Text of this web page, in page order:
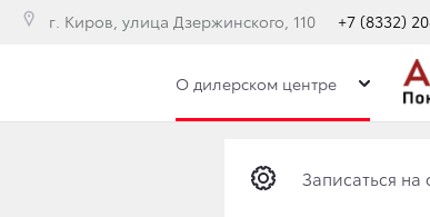
г. Киров, улица Дзержинского, 110 +7 (8332)
Записаться на
О дилерском центре
Записаться на